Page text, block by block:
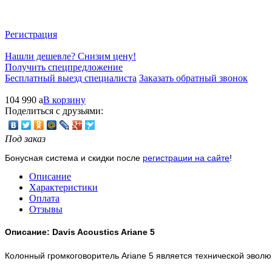
Регистрация
Нашли дешевле? Снизим цену!
Получить спецпредложение
Бесплатный выезд специалиста Заказать обратный звонок
104 990 aВ корзину
Поделиться с друзьями:
Под заказ
Бонусная система и скидки после регистрации на сайте!
Описание
Характеристики
Оплата
Отзывы
Описание: Davis Acoustics Ariane 5
Колонный громкоговоритель Ariane 5 является технической